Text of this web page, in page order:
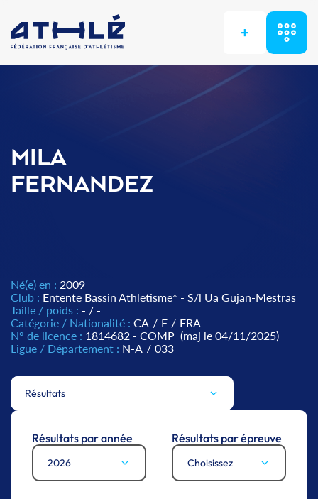
+
MILA
FERNANDEZ
Né(e) en : 2009
Club : Entente Bassin Athletisme* - S/l Ua Gujan-Mestras
Taille / poids : - / -
Catégorie / Nationalité : CA / F / FRA
N° de licence : 1814682 - COMP (maj le 04/11/2025)
Ligue / Département : N-A / 033
Résultats
Résultats par année
2026
Résultats par épreuve
Choisissez